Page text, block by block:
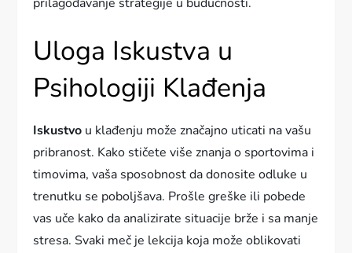
Uloga Iskustva u
Psihologiji Klađenja
Iskustvo u klađenju može značajno uticati na vašu
pribranost. Kako stičete više znanja o sportovima i
timovima, vaša sposobnost da donosite odluke u
trenutku se poboljšava. Prošle greške ili pobede
vas uče kako da analizirate situacije brže i sa manje
stresa. Svaki meč je lekcija koja može oblikovati